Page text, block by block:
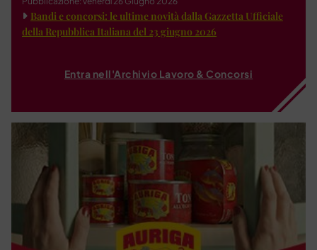
Bandi e concorsi: le ultime novità dalla Gazzetta Ufficiale
della Repubblica Italiana del 23 giugno 2026
Entra nell'Archivio Lavoro & Concorsi